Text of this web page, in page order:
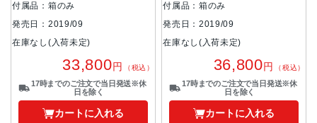
付属品：箱のみ
発売日：2019/09
在庫なし(入荷未定)
33,800円 （税込）
17時までのご注文で当日発送※休
日を除く
カートに入れる
付属品：箱のみ
発売日：2019/09
在庫なし(入荷未定)
36,800円 （税込）
17時までのご注文で当日発送※休
日を除く
カートに入れる